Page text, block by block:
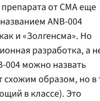
от СМА еще
ANB-004
и «Золгенсма». Но
разработка, а
004 можно назвать
схожим образом, но в
в классе). Это